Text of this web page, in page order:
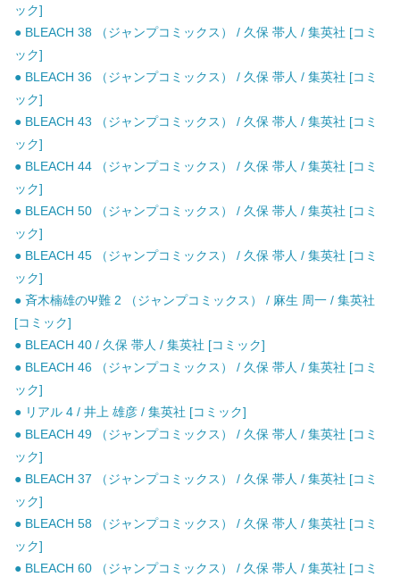
ック]
● BLEACH 38 （ジャンプコミックス） / 久保 帯人 / 集英社 [コミ
ック]
● BLEACH 36 （ジャンプコミックス） / 久保 帯人 / 集英社 [コミ
ック]
● BLEACH 43 （ジャンプコミックス） / 久保 帯人 / 集英社 [コミ
ック]
● BLEACH 44 （ジャンプコミックス） / 久保 帯人 / 集英社 [コミ
ック]
● BLEACH 50 （ジャンプコミックス） / 久保 帯人 / 集英社 [コミ
ック]
● BLEACH 45 （ジャンプコミックス） / 久保 帯人 / 集英社 [コミ
ック]
● 斉木楠雄のΨ難 2 （ジャンプコミックス） / 麻生 周一 / 集英社
[コミック]
● BLEACH 40 / 久保 帯人 / 集英社 [コミック]
● BLEACH 46 （ジャンプコミックス） / 久保 帯人 / 集英社 [コミ
ック]
● リアル 4 / 井上 雄彦 / 集英社 [コミック]
● BLEACH 49 （ジャンプコミックス） / 久保 帯人 / 集英社 [コミ
ック]
● BLEACH 37 （ジャンプコミックス） / 久保 帯人 / 集英社 [コミ
ック]
● BLEACH 58 （ジャンプコミックス） / 久保 帯人 / 集英社 [コミ
ック]
● BLEACH 60 （ジャンプコミックス） / 久保 帯人 / 集英社 [コミ